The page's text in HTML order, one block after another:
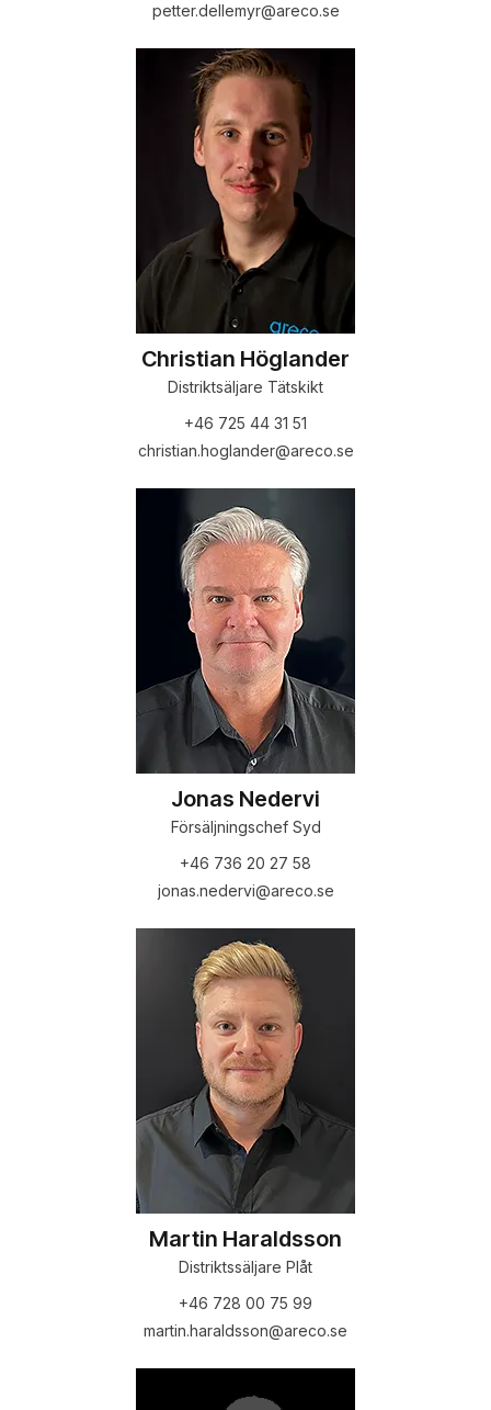
petter.dellemyr@areco.se
Christian Höglander
Distriktsäljare Tätskikt
+46 725 44 31 51
christian.hoglander@areco.se
Jonas Nedervi
Försäljningschef Syd
+46 736 20 27 58
jonas.nedervi@areco.se
Martin Haraldsson
Distriktssäljare Plåt
+46 728 00 75 99
martin.haraldsson@areco.se